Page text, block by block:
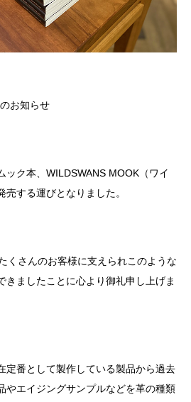
お知らせ
ク本、 WILDSWANS MOOK （ワイ
する運びとなりました。
くさんのお客様に支えられこのような
きましたことに心より御礼申し上げま
定番として製作している製品から過去
やエイジングサンプルなどを革の種類